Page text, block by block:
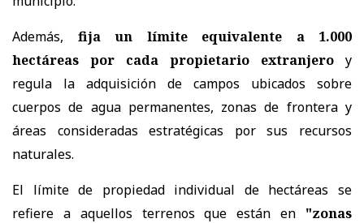
Además, fija un límite equivalente a 1.000
hectáreas por cada propietario extranjero y
regula la adquisición de campos ubicados sobre
cuerpos de agua permanentes, zonas de frontera y
áreas consideradas estratégicas por sus recursos
naturales.
El límite de propiedad individual de hectáreas se
refiere a aquellos terrenos que están en "zonas